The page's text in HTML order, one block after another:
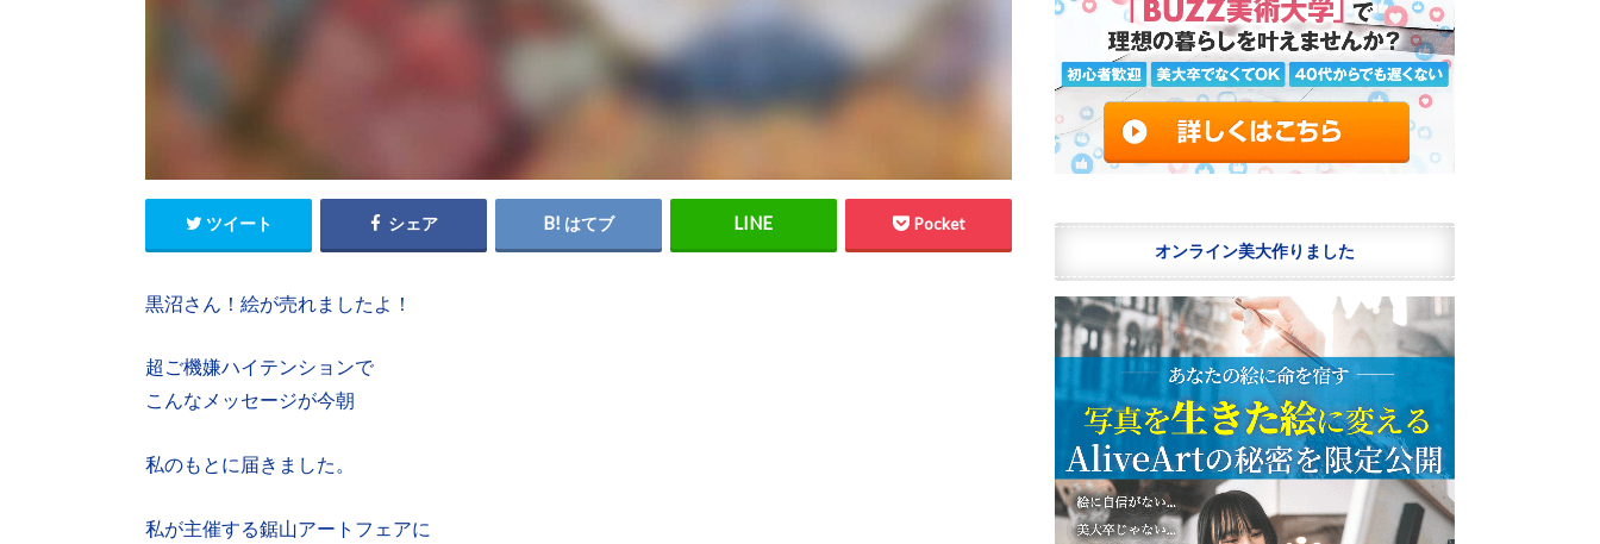
ツイート シェア はてブ Pocket
黒沼さん！絵が売れましたよ！
超ご機嫌ハイテンションで
こんなメッセージが今朝
私のもとに届きました。
私が主催する鋸山アートフェアに
オンライン美大作りました